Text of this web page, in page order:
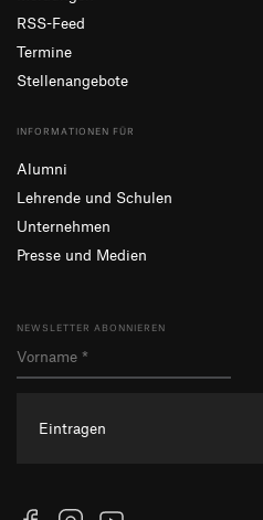
RSS-Feed
Termine
Stellenangebote
INFORMATIONEN FÜR
Alumni
Lehrende und Schulen
Unternehmen
Presse und Medien
NEWSLETTER ABONNIEREN
Eintragen